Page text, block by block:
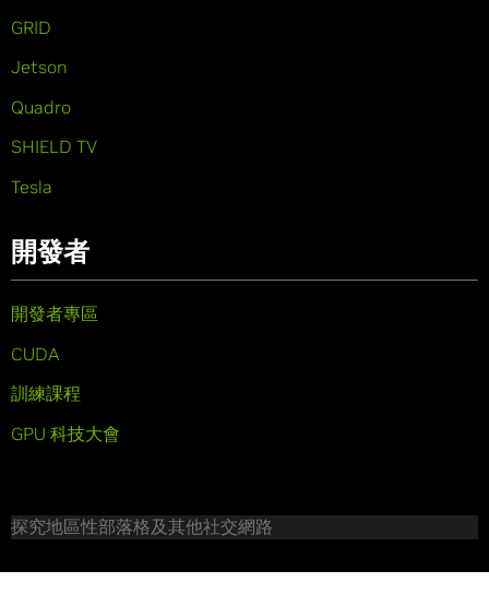
GRID
Jetson
Quadro
SHIELD TV
Tesla
開發者
開發者專區
CUDA
訓練課程
GPU 科技大會
探究地區性部落格及其他社交網路